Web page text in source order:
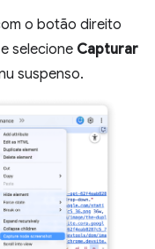
o botão direito
selecione Capturar
suspenso.